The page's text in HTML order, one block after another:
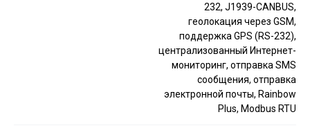
232, J1939-CANBUS,
геолокация через GSM,
поддержка GPS (RS-232),
централизованный Интернет-
мониторинг, отправка SMS
сообщения, отправка
электронной почты, Rainbow
Plus, Modbus RTU